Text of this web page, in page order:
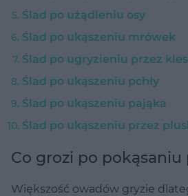
Ślad po użądleniu osy
Ślad po ukąszeniu mrówek
Ślad po ugryzieniu przez
Ślad po ukąszeniu pchły
Ślad po ukąszeniu pająka
Ślad po ukąszeniu przez
Co grozi po pokąsaniu
Większość owadów gryzie